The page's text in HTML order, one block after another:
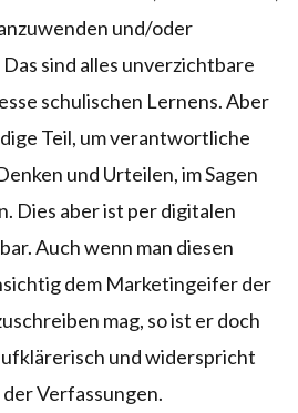
und/oder
sind alles unverzichtbare
schulischen Lernens. Aber
Teil, um verantwortliche
und Urteilen, im Sagen
Dies aber ist per digitalen
Auch wenn man diesen
dem Marketingeifer der
mag, so ist er doch
und widerspricht
Verfassungen.